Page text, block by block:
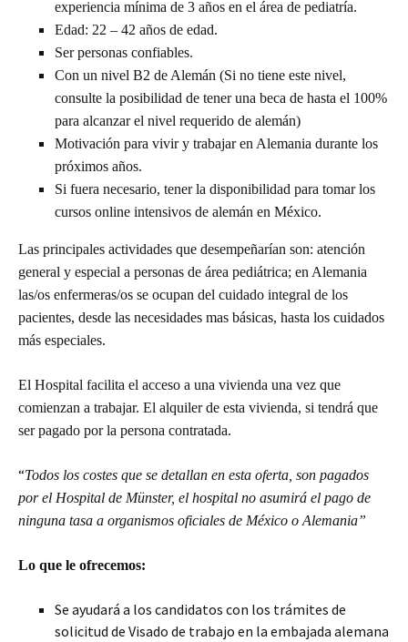
experiencia mínima de 3 años en el área de pediatría.
Edad: 22 – 42 años de edad.
Ser personas confiables.
Con un nivel B2 de Alemán (Si no tiene este nivel,
consulte la posibilidad de tener una beca de hasta el 100%
para alcanzar el nivel requerido de alemán)
Motivación para vivir y trabajar en Alemania durante los
próximos años.
Si fuera necesario, tener la disponibilidad para tomar los
cursos online intensivos de alemán en México.
Las principales actividades que desempeñarían son: atención
general y especial a personas de área pediátrica; en Alemania
las/os enfermeras/os se ocupan del cuidado integral de los
pacientes, desde las necesidades mas básicas, hasta los cuidados
más especiales.
El Hospital facilita el acceso a una vivienda una vez que
comienzan a trabajar. El alquiler de esta vivienda, si tendrá que
ser pagado por la persona contratada.
“Todos los costes que se detallan en esta oferta, son pagados
por el Hospital de Münster, el hospital no asumirá el pago de
ninguna tasa a organismos oficiales de México o Alemania”
Lo que le ofrecemos:
Se ayudará a los candidatos con los trámites de
solicitud de Visado de trabajo en la embajada alemana